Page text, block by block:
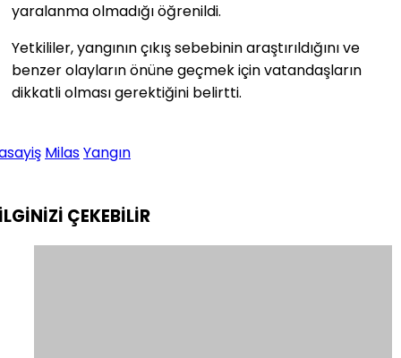
yaralanma olmadığı öğrenildi.
Yetkililer, yangının çıkış sebebinin araştırıldığını ve
benzer olayların önüne geçmek için vatandaşların
dikkatli olması gerektiğini belirtti.
MilasYangın
ÇEKEBİLİR